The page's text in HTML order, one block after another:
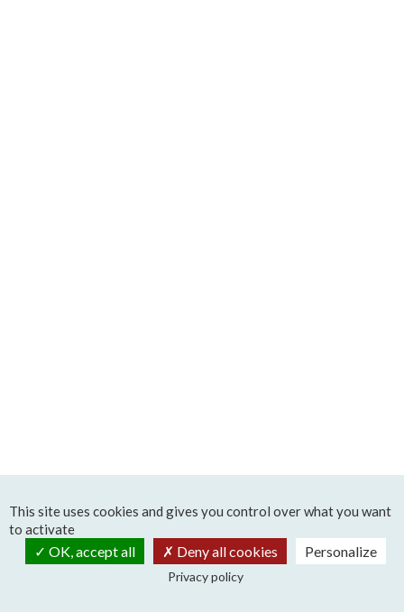
This site uses cookies and gives you control over what you want
to activate
OK, accept all Deny all cookies Personalize
Privacy policy